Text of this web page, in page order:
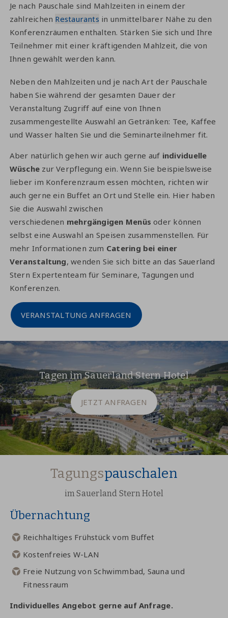
Je nach Pauschale sind Mahlzeiten in einem der
zahlreichen Restaurants in unmittelbarer Nähe zu den
Konferenzräumen enthalten. Stärken Sie sich und Ihre
Teilnehmer mit einer kräftigenden Mahlzeit, die von
Ihnen gewählt werden kann.
Neben den Mahlzeiten und je nach Art der Pauschale
haben Sie während der gesamten Dauer der
Veranstaltung Zugriff auf eine von Ihnen
zusammengestellte Auswahl an Getränken: Tee, Kaffee
und Wasser halten Sie und die Seminarteilnehmer fit.
Aber natürlich gehen wir auch gerne auf individuelle
Wüsche zur Verpflegung ein. Wenn Sie beispielsweise
lieber im Konferenzraum essen möchten, richten wir
auch gerne ein Buffet an Ort und Stelle ein. Hier haben
Sie die Auswahl zwischen
verschiedenen mehrgängigen Menüs oder können
selbst eine Auswahl an Speisen zusammenstellen. Für
mehr Informationen zum Catering bei einer
Veranstaltung, wenden Sie sich bitte an das Sauerland
Stern Expertenteam für Seminare, Tagungen und
Konferenzen.
VERANSTALTUNG ANFRAGEN
Tagen im Sauerland Stern Hotel
JETZT ANFRAGEN
Tagungspauschalen
im Sauerland Stern Hotel
Übernachtung
Reichhaltiges Frühstück vom Buffet
Kostenfreies W-LAN
Freie Nutzung von Schwimmbad, Sauna und
Fitnessraum
Individuelles Angebot gerne auf Anfrage.